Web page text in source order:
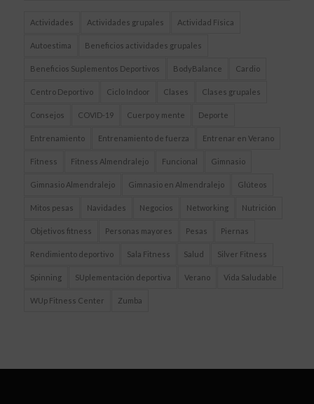
Actividades Actividades grupales Actividad Física
Autoestima Beneficios actividades grupales
Beneficios Suplementos Deportivos BodyBalance Cardio
Centro Deportivo Ciclo Indoor Clases Clases grupales
Consejos COVID-19 Cuerpo y mente Deporte
Entrenamiento Entrenamiento de fuerza Entrenar en Verano
Fitness Fitness Almendralejo Funcional Gimnasio
Gimnasio Almendralejo Gimnasio en Almendralejo Glúteos
Mitos pesas Navidades Negocios Networking Nutrición
Objetivos fitness Personas mayores Pesas Piernas
Rendimiento deportivo Sala Fitness Salud Silver Fitness
Spinning SUplementación deportiva Verano Vida Saludable
WUp Fitness Center Zumba